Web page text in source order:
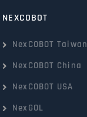
NEXCOBOT
NexCOBOT Taiwan
NexCOBOT China
NexCOBOT USA
NexGOL